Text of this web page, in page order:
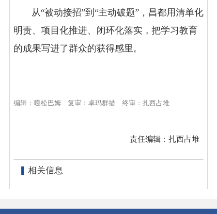
从“被动接招”到“主动破题”，昌都用清单化
明责、项目化推进、闭环化落实，把学习教育
的成果写进了群众的获得感里。
编辑：嘎松巴姆 复审：卓玛群措 终审：扎西占堆
责任编辑：扎西占堆
相关信息